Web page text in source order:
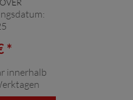
*
innerhalb